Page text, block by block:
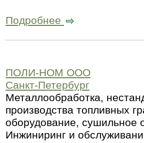
Подробнее
ПОЛИ-НОМ ООО
Санкт-Петербург
Металлообработка,
производства топливных
оборудование, сушильное
Инжиниринг и